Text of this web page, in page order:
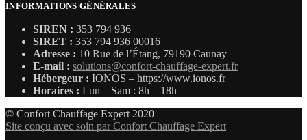
INFORMATIONS GÉNÉRALES
SIREN : 353 794 936
SIRET : 353 794 936 00016
Adresse : 10 Rue de l’Étang, 79190 Caunay
E-mail : solutions@confort-chauffage-expert.fr
Hébergeur : IONOS – https://www.ionos.fr
Horaires : Lun – Sam : 8h – 18h
© Confort Chauffage Expert 2020
Site conçu avec soin par Confort Chauffage Expert